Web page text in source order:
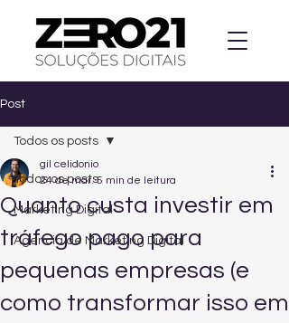
Post
Todos os posts
Marketing Digital
Agencia de Marketing Digital
Todos os posts
Quanto custa investir em
tráfego pago para
pequenas empresas (e
como transformar isso em
gil celidonio
24 de mar. 5 min de leitura